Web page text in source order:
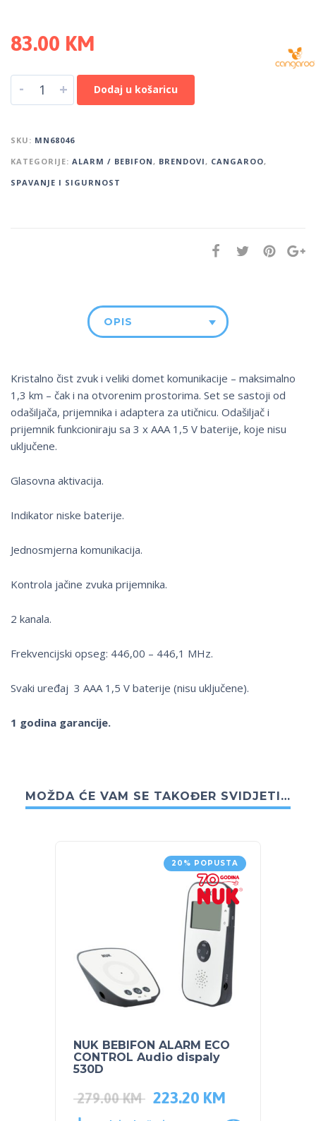
83.00 KM
- + Dodaj u košaricu
SKU: MN68046
KATEGORIJE: ALARM / BEBIFON, BRENDOVI, CANGAROO,
SPAVANJE I SIGURNOST
OPIS
Kristalno čist zvuk i veliki domet komunikacije – maksimalno
1,3 km – čak i na otvorenim prostorima. Set se sastoji od
odašiljača, prijemnika i adaptera za utičnicu. Odašiljač i
prijemnik funkcioniraju sa 3 x AAA 1,5 V baterije, koje nisu
uključene.
Glasovna aktivacija.
Indikator niske baterije.
Jednosmjerna komunikacija.
Kontrola jačine zvuka prijemnika.
2 kanala.
Frekvencijski opseg: 446,00 – 446,1 MHz.
Svaki uređaj 3 AAA 1,5 V baterije (nisu uključene).
1 godina garancije.
MOŽDA ĆE VAM SE TAKOĐER SVIDJETI…
20% POPUSTA
NUK BEBIFON ALARM ECO
CONTROL Audio dispaly
530D
279.00KM 223.20 KM